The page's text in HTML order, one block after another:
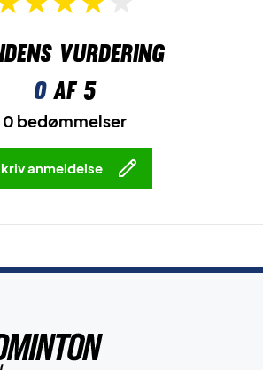
vurdering
0af 5
0 bedømmelser
anmeldelse